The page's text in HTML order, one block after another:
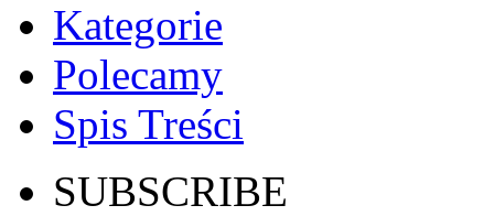
Kategorie
Polecamy
Spis Treści
SUBSCRIBE